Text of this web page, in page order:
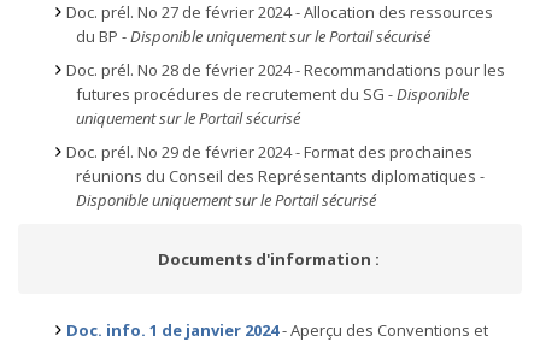
Doc. prél. No 27 de février 2024 - Allocation des ressources
du BP -Disponible uniquement sur le Portail sécurisé
Doc. prél. No 28 de février 2024 - Recommandations pour les
futures procédures de recrutement du SG - Disponible
uniquement sur le Portail sécurisé
Doc. prél. No 29 de février 2024 - Format des prochaines
réunions du Conseil des Représentants diplomatiques -
Disponible uniquement sur le Portail sécurisé
Documents d'information :
Doc. info. 1 de janvier 2024- Aperçu des Conventions et